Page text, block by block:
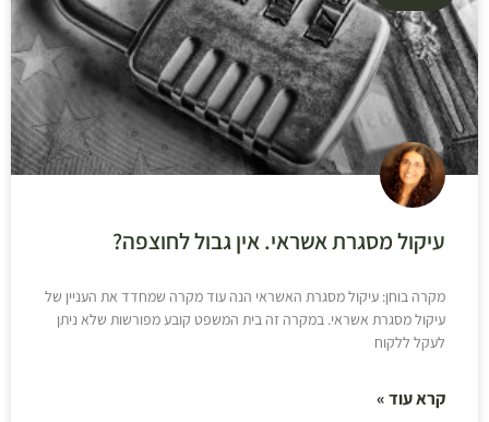
עיקול מסגרת אשראי. אין גבול לחוצפה?
מקרה בוחן: עיקול מסגרת האשראי הנה עוד מקרה שמחדד את העניין של
עיקול מסגרת אשראי. במקרה זה בית המשפט קובע מפורשות שלא ניתן
לעקל ללקוח
קרא עוד »